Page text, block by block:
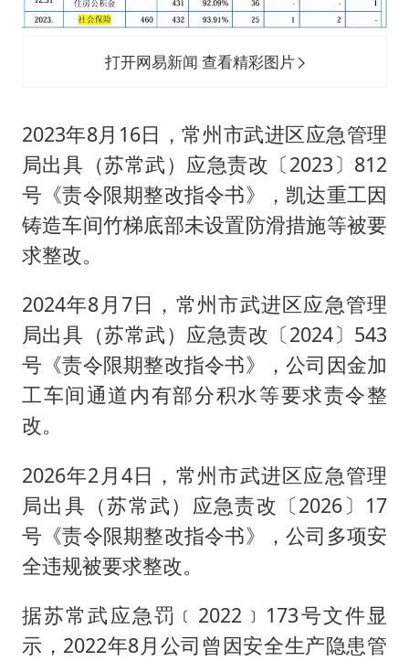
打开网易新闻 查看精彩图片
2023年8月16日，常州市武进区应急管理
局出具（苏常武）应急责改〔2023〕812
号《责令限期整改指令书》，凯达重工因
铸造车间竹梯底部未设置防滑措施等被要
求整改。
2024年8月7日，常州市武进区应急管理
局出具（苏常武）应急责改〔2024〕543
号《责令限期整改指令书》，公司因金加
工车间通道内有部分积水等要求责令整
改。
2026年2月4日，常州市武进区应急管理
局出具（苏常武）应急责改〔2026〕17
号《责令限期整改指令书》，公司多项安
全违规被要求整改。
据苏常武应急罚﹝2022﹞173号文件显
示，2022年8月公司曾因安全生产隐患管